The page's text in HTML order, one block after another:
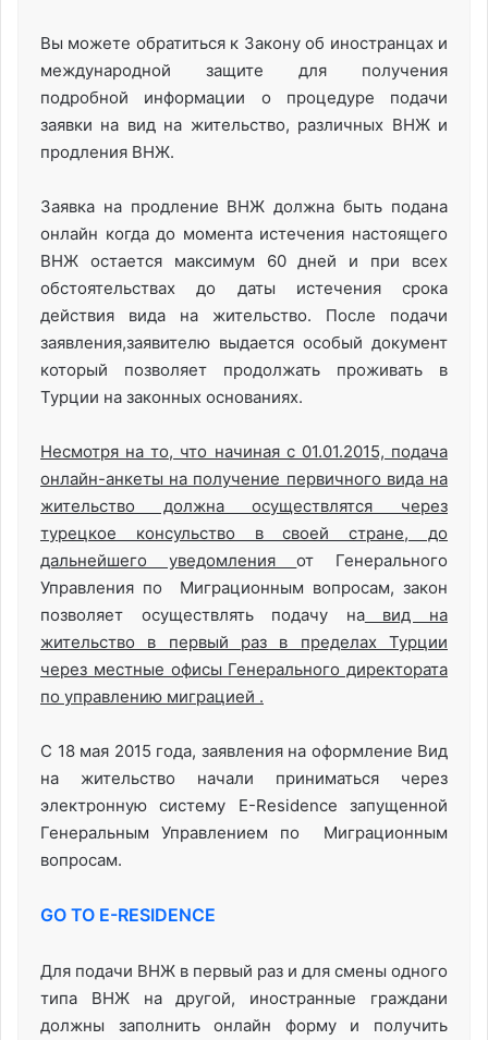
Вы можете обратиться к Закону об иностранцах и
международной защите для получения
подробной информации о процедуре подачи
заявки на вид на жительство, различных ВНЖ и
продления ВНЖ.
Заявка на продление ВНЖ должна быть подана
онлайн когда до момента истечения настоящего
ВНЖ остается максимум 60 дней и при всех
обстоятельствах до даты истечения срока
действия вида на жительство. После подачи
заявления,заявителю выдается особый документ
который позволяет продолжать проживать в
Турции на законных основаниях.
Несмотря на то, что начиная с 01.01.2015, подача
онлайн-анкеты на получение первичного вида на
жительство должна осуществлятся через
турецкое консульство в своей стране, до
дальнейшего уведомленияот Генерального
Управления по Миграционным вопросам, закон
позволяет осуществлять подачу навид на
жительство в первый раз в пределах Турции
через местные офисы Генерального директората
по управлению миграцией .
С 18 мая 2015 года, заявления на оформление Вид
на жительство начали приниматься через
электронную систему E-Residence запущенной
Генеральным Управлением по Миграционным
вопросам.
GO TO E-RESIDENCE
Для подачи ВНЖ в первый раз и для смены одного
типа ВНЖ на другой, иностранные граждани
должны заполнить онлайн форму и получить